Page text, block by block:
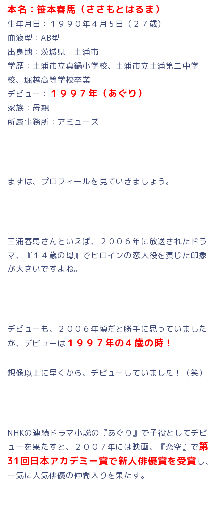
本名：笹本春馬（ささもとはるま）
生年月日：１９９０年４月５日（２７歳）
血液型：AB型
出身地：茨城県 土浦市
学歴：土浦市立真鍋小学校、土浦市立土浦第二中学
校、堀越高等学校卒業
デビュー： １９９７年（あぐり）
家族：母親
所属事務所：アミューズ
まずは、プロフィールを見ていきましょう。
三浦春馬さんといえば、２００６年に放送されたドラ
マ、『１４歳の母』でヒロインの恋人役を演じた印象
が大きいですよね。
デビューも、２００６年頃だと勝手に思っていました
が、デビューは １９９７年の４歳の時！
想像以上に早くから、デビューしていました！（笑）
NHKの連続ドラマ小説の『あぐり』で子役としてデビ
ューを果たすと、２００７年には映画、『恋空』で第
31回日本アカデミー賞で新人俳優賞を受賞 し、
一気に人気俳優の仲間入りを果たす。